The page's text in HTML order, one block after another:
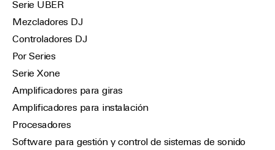
Serie UBER
Mezcladores DJ
Controladores DJ
Por Series
Serie Xone
Amplificadores para giras
Amplificadores para instalación
Procesadores
Software para gestión y control de sistemas de sonido